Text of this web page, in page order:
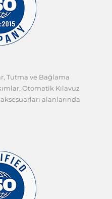
...
(Kater ve